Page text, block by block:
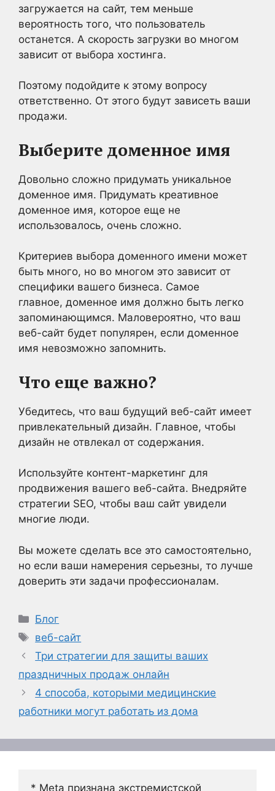
загружается на сайт, тем меньше
вероятность того, что пользователь
останется. А скорость загрузки во многом
зависит от выбора хостинга.
Поэтому подойдите к этому вопросу
ответственно. От этого будут зависеть ваши
продажи.
Выберите доменное имя
Довольно сложно придумать уникальное
доменное имя. Придумать креативное
доменное имя, которое еще не
использовалось, очень сложно.
Критериев выбора доменного имени может
быть много, но во многом это зависит от
специфики вашего бизнеса. Самое
главное, доменное имя должно быть легко
запоминающимся. Маловероятно, что ваш
веб-сайт будет популярен, если доменное
имя невозможно запомнить.
Что еще важно?
Убедитесь, что ваш будущий веб-сайт имеет
привлекательный дизайн. Главное, чтобы
дизайн не отвлекал от содержания.
Используйте контент-маркетинг для
продвижения вашего веб-сайта. Внедряйте
стратегии SEO, чтобы ваш сайт увидели
многие люди.
Вы можете сделать все это самостоятельно,
но если ваши намерения серьезны, то лучше
доверить эти задачи профессионалам.
Рубрики
Блог
Метки
веб-сайт
Три стратегии для защиты ваших
праздничных продаж онлайн
4 способа, которыми медицинские
работники могут работать из дома
* Meta признана экстремистской